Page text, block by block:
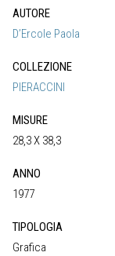
AUTORE
D’Ercole Paola
COLLEZIONE
PIERACCINI
MISURE
28,3 X 38,3
ANNO
1977
TIPOLOGIA
Grafica